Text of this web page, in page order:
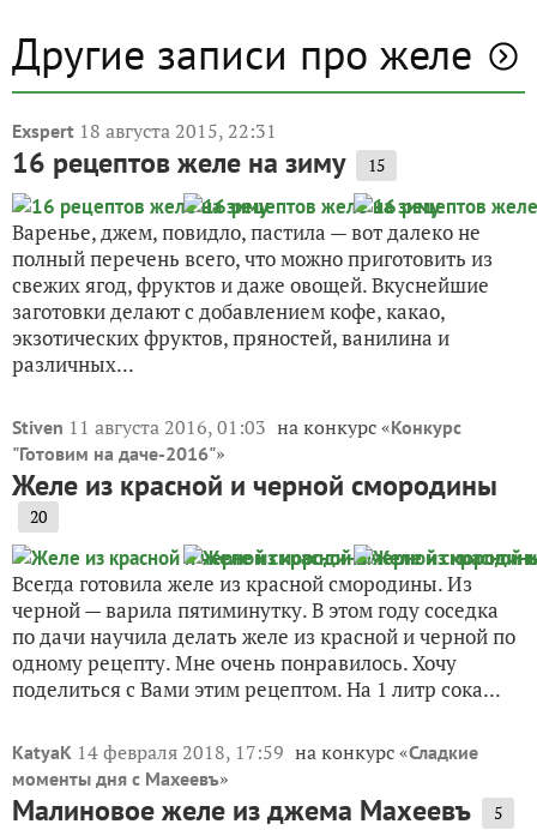
Другие записи про желе
Exspert 18 августа 2015, 22:31
16 рецептов желе на зиму 15
Варенье, джем, повидло, пастила — вот далеко не
полный перечень всего, что можно приготовить из
свежих ягод, фруктов и даже овощей. Вкуснейшие
заготовки делают с добавлением кофе, какао,
экзотических фруктов, пряностей, ванилина и
различных...
Stiven 11 августа 2016, 01:03 на конкурс «Конкурс
"Готовим на даче-2016"»
Желе из красной и черной смородины
20
Всегда готовила желе из красной смородины. Из
черной — варила пятиминутку. В этом году соседка
по дачи научила делать желе из красной и черной по
одному рецепту. Мне очень понравилось. Хочу
поделиться с Вами этим рецептом. На 1 литр сока...
KatyaK 14 февраля 2018, 17:59 на конкурс «Сладкие
моменты дня с Махеевъ»
Малиновое желе из джема Махеевъ 5